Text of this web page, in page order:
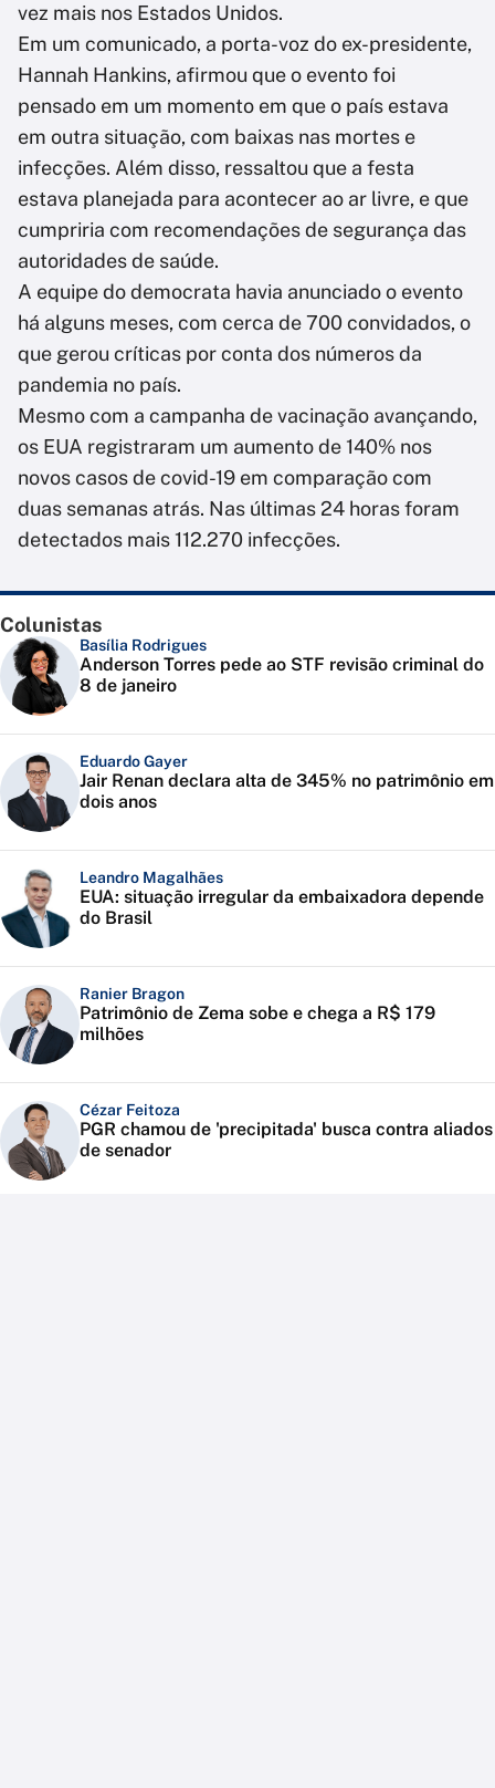
vez mais nos Estados Unidos.
Em um comunicado, a porta-voz do ex-presidente,
Hannah Hankins, afirmou que o evento foi
pensado em um momento em que o país estava
em outra situação, com baixas nas mortes e
infecções. Além disso, ressaltou que a festa
estava planejada para acontecer ao ar livre, e que
cumpriria com recomendações de segurança das
autoridades de saúde.
A equipe do democrata havia anunciado o evento
há alguns meses, com cerca de 700 convidados, o
que gerou críticas por conta dos números da
pandemia no país.
Mesmo com a campanha de vacinação avançando,
os EUA registraram um aumento de 140% nos
novos casos de covid-19 em comparação com
duas semanas atrás. Nas últimas 24 horas foram
detectados mais 112.270 infecções.
Colunistas
Basília Rodrigues
Anderson Torres pede ao STF revisão criminal do
8 de janeiro
Eduardo Gayer
Jair Renan declara alta de 345% no patrimônio em
dois anos
Leandro Magalhães
EUA: situação irregular da embaixadora depende
do Brasil
Ranier Bragon
Patrimônio de Zema sobe e chega a R$ 179
milhões
Cézar Feitoza
PGR chamou de 'precipitada' busca contra aliados
de senador